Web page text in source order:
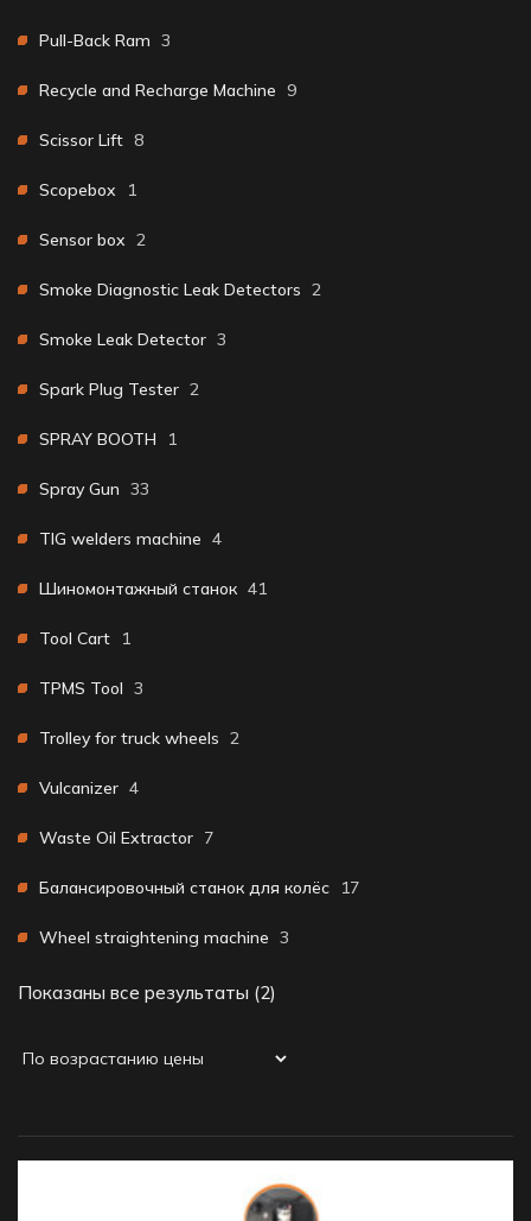
Показаны все результаты (2)
Pull-Back Ram 3
Recycle and Recharge Machine 9
Scissor Lift 8
Scopebox 1
Sensor box 2
Smoke Diagnostic Leak Detectors 2
Smoke Leak Detector 3
Spark Plug Tester 2
SPRAY BOOTH 1
Spray Gun 33
TIG welders machine 4
Шиномонтажный станок 41
Tool Cart 1
TPMS Tool 3
Trolley for truck wheels 2
Vulcanizer 4
Waste Oil Extractor 7
Балансировочный станок для колёс 17
Wheel straightening machine 3